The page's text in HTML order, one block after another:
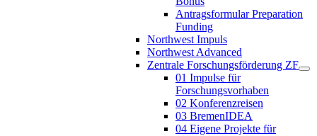
Antragsformular Preparation
Funding
Northwest Impuls
Northwest Advanced
Zentrale Forschungsförderung ZF
01 Impulse für
Forschungsvorhaben
02 Konferenzreisen
03 BremenIDEA
04 Eigene Projekte für